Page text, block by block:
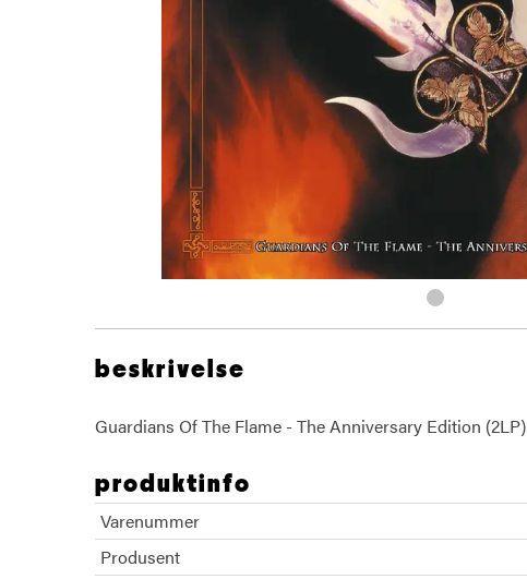
beskrivelse
Guardians Of The Flame - The Anniversary Edition (2LP)
produktinfo
Varenummer
Produsent